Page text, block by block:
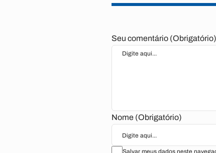
Seu comentário (Obrigatório)
Nome (Obrigatório)
Salvar meus dados neste